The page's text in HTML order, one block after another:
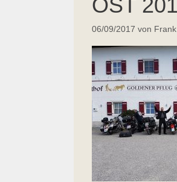
ÖST
06/09/2017 von Frank